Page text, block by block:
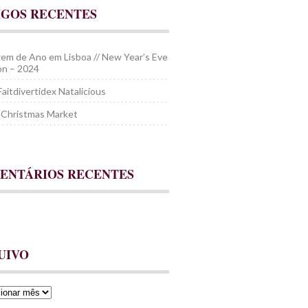
RECENTES
de Ano em Lisboa // New Year’s Eve
– 2024
Natalicious
Market
RECENTES